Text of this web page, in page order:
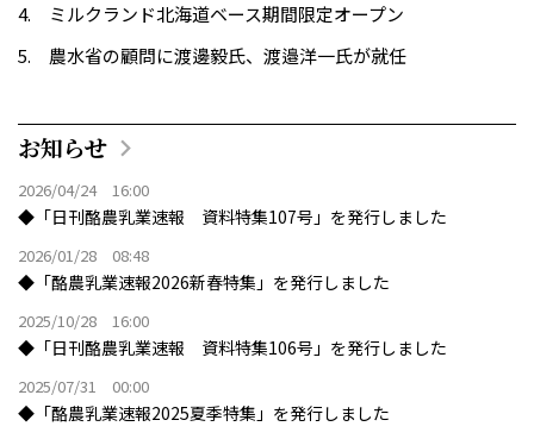
ミルクランド北海道ベース期間限定オープン
農水省の顧問に渡邊毅氏、渡邉洋一氏が就任
お知らせ
2026/04/24 16:00
◆「日刊酪農乳業速報 資料特集107号」を発行しました
2026/01/28 08:48
◆「酪農乳業速報2026新春特集」を発行しました
2025/10/28 16:00
◆「日刊酪農乳業速報 資料特集106号」を発行しました
2025/07/31 00:00
◆「酪農乳業速報2025夏季特集」を発行しました